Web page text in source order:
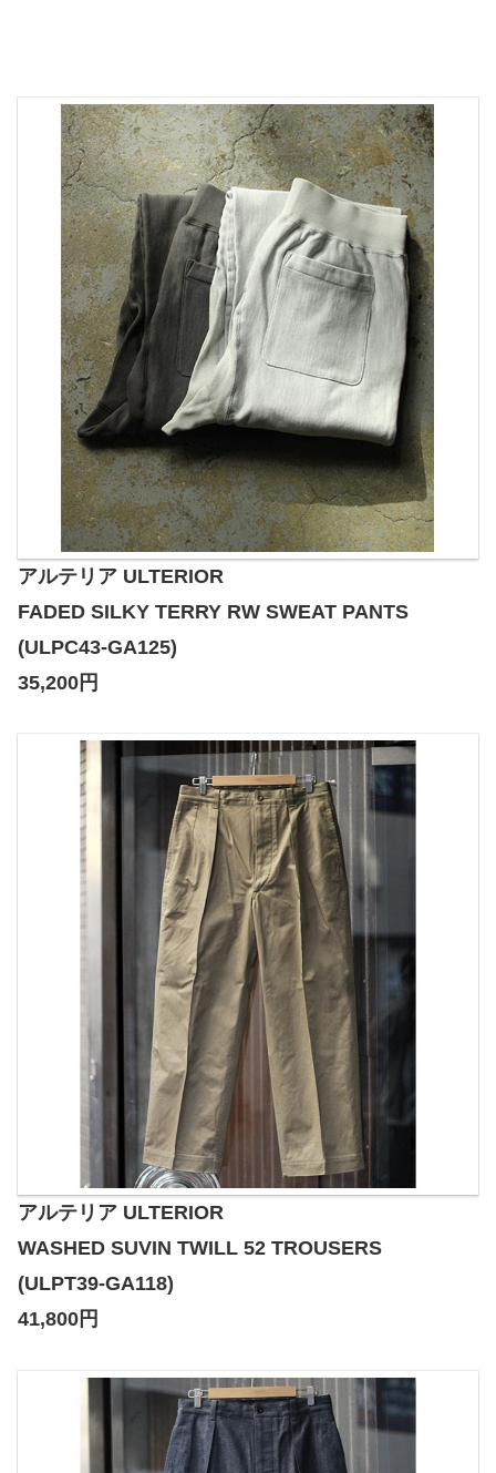
アルテリア ULTERIOR
FADED SILKY TERRY RW SWEAT PANTS
(ULPC43-GA125)
35,200円
アルテリア ULTERIOR
WASHED SUVIN TWILL 52 TROUSERS
(ULPT39-GA118)
41,800円